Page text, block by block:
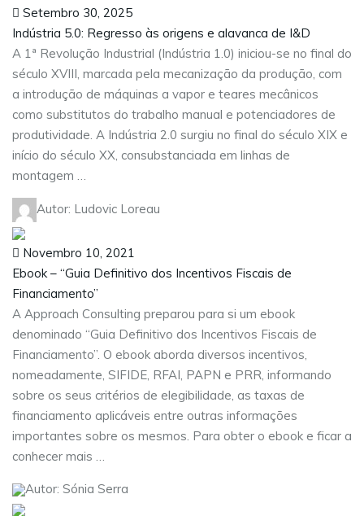
Setembro 30, 2025
Indústria 5.0: Regresso às origens e alavanca de I&D
A 1ª Revolução Industrial (Indústria 1.0) iniciou-se no final do
século XVIII, marcada pela mecanização da produção, com
a introdução de máquinas a vapor e teares mecânicos
como substitutos do trabalho manual e potenciadores de
produtividade. A Indústria 2.0 surgiu no final do século XIX e
início do século XX, consubstanciada em linhas de
montagem …
Autor: Ludovic Loreau
Novembro 10, 2021
Ebook – “Guia Definitivo dos Incentivos Fiscais de
Financiamento”
A Approach Consulting preparou para si um ebook
denominado “Guia Definitivo dos Incentivos Fiscais de
Financiamento”. O ebook aborda diversos incentivos,
nomeadamente, SIFIDE, RFAI, PAPN e PRR, informando
sobre os seus critérios de elegibilidade, as taxas de
financiamento aplicáveis entre outras informações
importantes sobre os mesmos. Para obter o ebook e ficar a
conhecer mais …
Autor: Sónia Serra